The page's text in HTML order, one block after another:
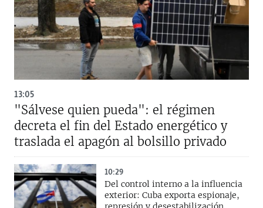
13:05
"Sálvese quien pueda": el régimen
decreta el fin del Estado energético y
traslada el apagón al bolsillo privado
10:29
Del control interno a la influencia
exterior: Cuba exporta espionaje,